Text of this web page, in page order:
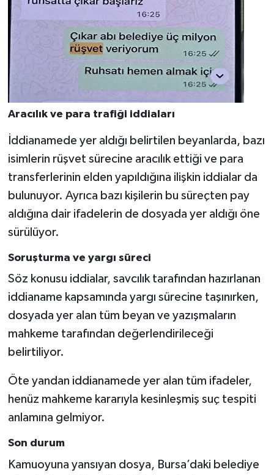
Aracılık ve para trafiği iddiaları
İddianamede yer aldığı belirtilen beyanlarda, bazı
isimlerin rüşvet sürecine aracılık ettiği ve para
transferlerinin elden yapıldığına ilişkin iddialar da
bulunuyor. Ayrıca bazı kişilerin bu süreçten pay
aldığına dair ifadelerin de dosyada yer aldığı öne
sürülüyor.
Soruşturma ve yargı süreci
Söz konusu iddialar, savcılık tarafından hazırlanan
iddianame kapsamında yargı sürecine taşınırken,
dosyada yer alan tüm beyan ve yazışmaların
mahkeme tarafından değerlendirileceği
belirtiliyor.
Öte yandan iddianamede yer alan tüm ifadeler,
henüz mahkeme kararıyla kesinleşmiş suç tespiti
anlamına gelmiyor.
Son durum
Kamuoyuna yansıyan dosya, Bursa’daki belediye